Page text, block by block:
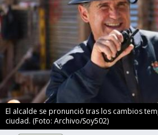
El alcalde se pronunció tras los cambios
ciudad. (Foto: Archivo/Soy502)